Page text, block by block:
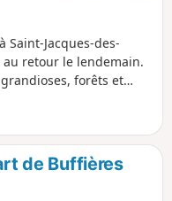
Saint-Jacques-des-
retour le lendemain.
forêts et
de Buffières